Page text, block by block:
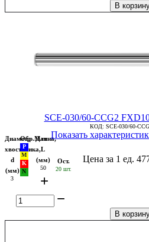
В
SCE-030/60-CCG2
КОД: SCE-030/60-
Диаметр
хвостовика,
d
(мм)
3
Обр.МатДлина,
L
(мм)
50
Показать
Ост.
20 шт.
Цена за 1 ед.
+
−
В